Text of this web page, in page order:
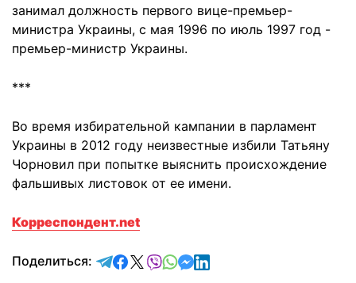
занимал должность первого вице-премьер-
министра Украины, с мая 1996 по июль 1997 год -
премьер-министр Украины.
***
Во время избирательной кампании в парламент
Украины в 2012 году неизвестные избили Татьяну
Чорновил при попытке выяснить происхождение
фальшивых листовок от ее имени.
Корреспондент.net
Поделиться: отправить в Telegram
поделиться в Facebook
поделиться в X
отправить в Viber
отправить в Whatsapp
отправить в Messenger
отправить в LinkedIn